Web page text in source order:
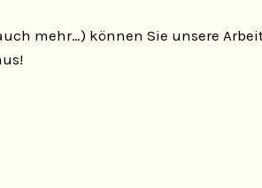
mehr…) können Sie unsere